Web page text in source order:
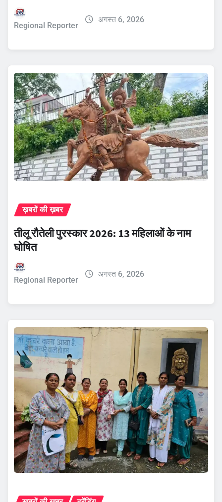
Regional Reporter
अगस्त 6, 2026
ख़बरों की ख़बर
तीलू रौतेली पुरस्कार 2026: 13 महिलाओं के नाम
घोषित
Regional Reporter
अगस्त 6, 2026